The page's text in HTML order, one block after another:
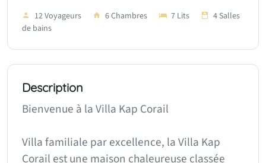
12 Voyageurs 6 Chambres 7 Lits
4 Salles
de bains
Description
Bienvenue à la Villa Kap Corail
Villa familiale par excellence, la Villa Kap
Corail est une maison chaleureuse classée